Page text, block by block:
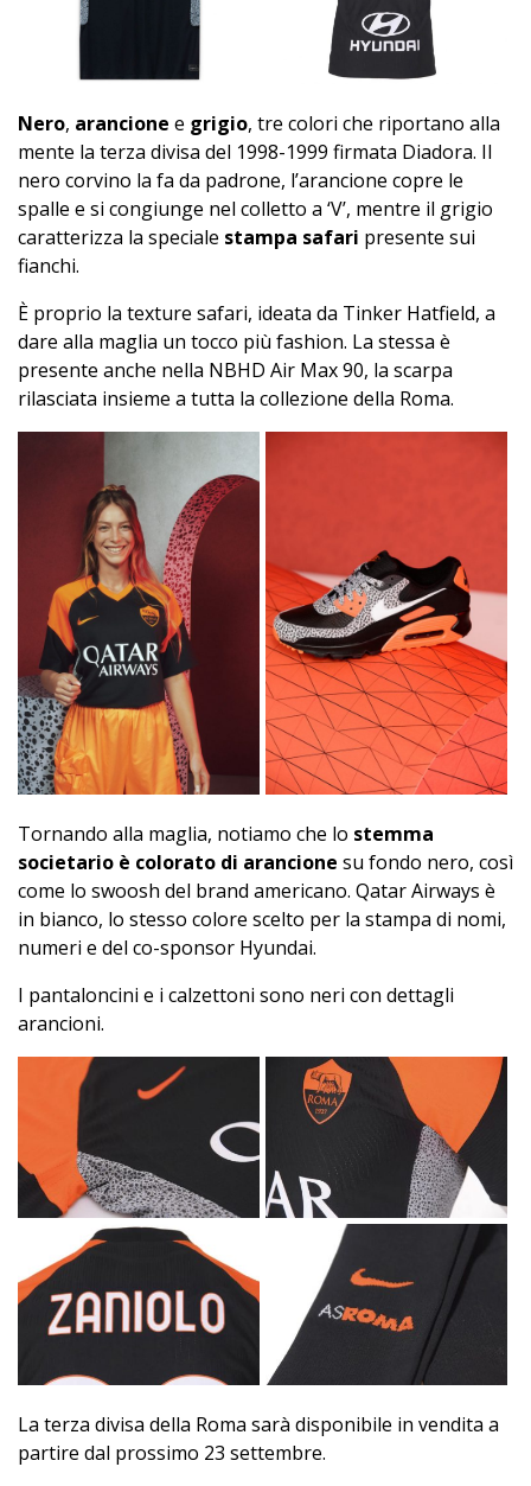
Nero, arancione e grigio, tre colori che riportano alla
mente la terza divisa del 1998-1999 firmata Diadora. Il
nero corvino la fa da padrone, l’arancione copre le
spalle e si congiunge nel colletto a ‘V’, mentre il grigio
caratterizza la speciale stampa safari presente sui
fianchi.
È proprio la texture safari, ideata da Tinker Hatfield, a
dare alla maglia un tocco più fashion. La stessa è
presente anche nella NBHD Air Max 90, la scarpa
rilasciata insieme a tutta la collezione della Roma.
Tornando alla maglia, notiamo che lo stemma
societario è colorato di arancione su fondo nero, così
come lo swoosh del brand americano. Qatar Airways è
in bianco, lo stesso colore scelto per la stampa di nomi,
numeri e del co-sponsor Hyundai.
I pantaloncini e i calzettoni sono neri con dettagli
arancioni.
La terza divisa della Roma sarà disponibile in vendita a
partire dal prossimo 23 settembre.